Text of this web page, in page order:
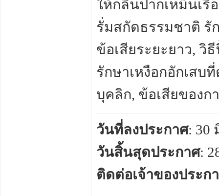
ให้กลิ่นปากเหม็นเรื้
รั่มสกัดธรรมชาติ รั
ข้อเสียระยะยาว, วิ
รักษาเหงือกอักเสบ
บุคลิก, ข้อเสียของก
วันที่ลงประกาศ: 30
วันสิ้นสุดประกาศ:
ติดต่อเจ้าของประก